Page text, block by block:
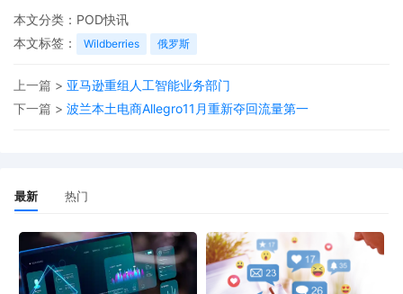
本文分类： POD快讯
本文标签：
Wildberries 俄罗斯
上一篇 > 亚马逊重组人工智能业务部门
下一篇 > 波兰本土电商Allegro11月重新夺回流量第一
最新 热门